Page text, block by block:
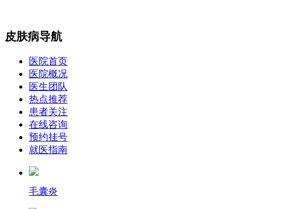
皮肤病导航
医院首页
医院概况
医生团队
热点推荐
患者关注
在线咨询
预约挂号
就医指南
毛囊炎